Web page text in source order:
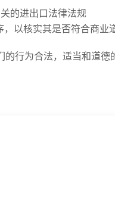
的进出口法律法规
以核实其是否符合商业
的行为合法，适当和道德